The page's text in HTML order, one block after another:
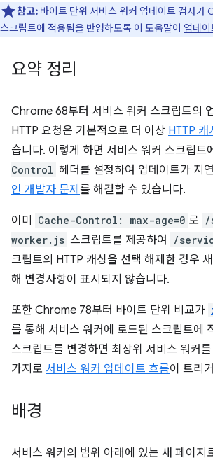
참고: 바이트 단위 서비스 워커 업데이트 검사가
스크립트에 적용됨을 반영하도록 이 도움말이 업데
요약 정리
Chrome 68부터 서비스 워커 스크립트의
HTTP 요청은 기본적으로 더 이상 HTTP 캐
습니다. 이렇게 하면 서비스 워커 스크립트
Control 헤더를 설정하여 업데이트가 지
인 개발자 문제 를 해결할 수 있습니다.
이미 Cache-Control: max-age=0 로 /
worker.js 스크립트를 제공하여 /
크립트의 HTTP 캐싱을 선택 해제한 경우
해 변경사항이 표시되지 않습니다.
또한 Chrome 78부터 바이트 단위 비교가
를 통해 서비스 워커에 로드된 스크립트에
스크립트를 변경하면 최상위 서비스 워커
가지로 서비스 워커 업데이트 흐름이 트리
배경
서비스 워커의 범위 아래에 있는 새 페이지